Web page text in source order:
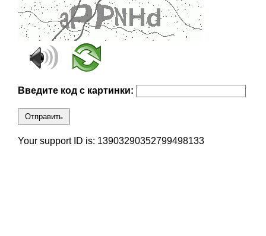
Введите код с картинки:
Отправить
Your support ID is: 13903290352799498133